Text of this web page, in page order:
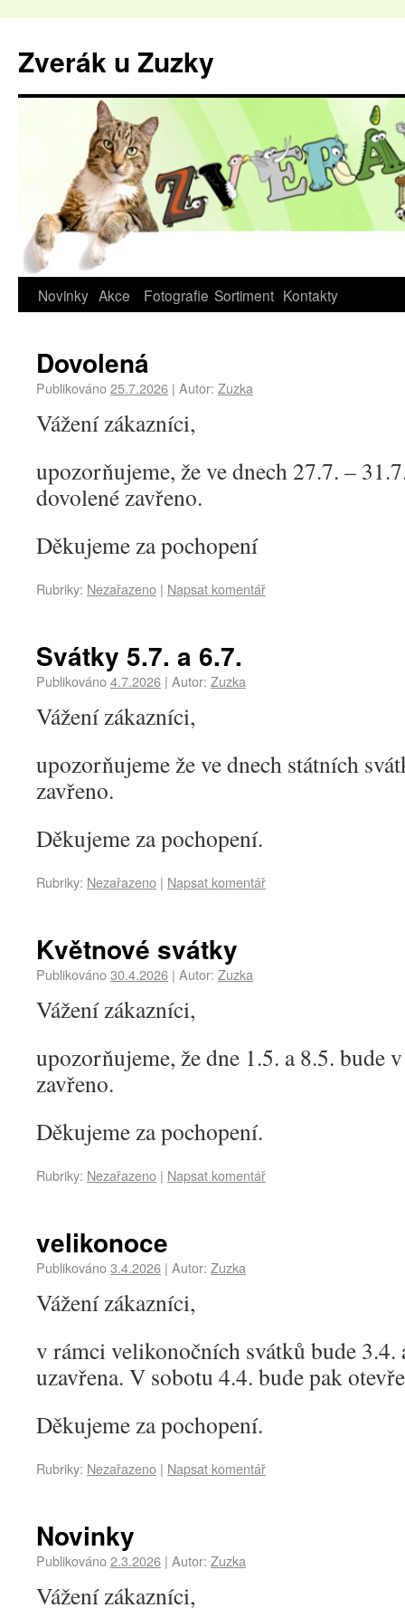
Zverák u Zuzky
Novinky Akce Fotografie Sortiment Kontakty
Dovolená
Publikováno25.7.2026 | Autor: Zuzka
Vážení zákazníci,
upozorňujeme, že ve dnech 27.7. –
dovolené zavřeno.
Děkujeme za pochopení
Rubriky: Nezařazeno | Napsat komentář
Svátky 5.7. a 6.7.
Publikováno4.7.2026 | Autor: Zuzka
Vážení zákazníci,
upozorňujeme že ve dnech státních
zavřeno.
Děkujeme za pochopení.
Rubriky: Nezařazeno | Napsat komentář
Květnové svátky
Publikováno30.4.2026 | Autor: Zuzka
Vážení zákazníci,
upozorňujeme, že dne 1.5. a 8.5. bude
zavřeno.
Děkujeme za pochopení.
Rubriky: Nezařazeno | Napsat komentář
velikonoce
Publikováno3.4.2026 | Autor: Zuzka
Vážení zákazníci,
v rámci velikonočních svátků bude 3.4.
uzavřena. V sobotu 4.4. bude pak
Děkujeme za pochopení.
Rubriky: Nezařazeno | Napsat komentář
Novinky
Publikováno2.3.2026 | Autor: Zuzka
Vážení zákazníci,